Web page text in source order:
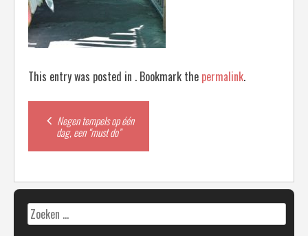
This entry was posted in . Bookmark the permalink.
Post
navigation
Negen tempels op één
dag, een “must do”
Zoeken
naar: